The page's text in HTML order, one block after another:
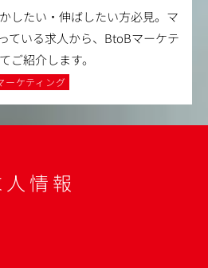
したい・伸ばしたい方必見。マ
ている求人から、BtoBマーケテ
ご紹介します。
ーケティング
人情報